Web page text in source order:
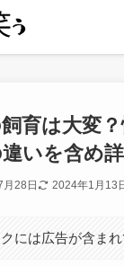
育は大変
いを含め
28日 2024年1月13
には広告が含まれ